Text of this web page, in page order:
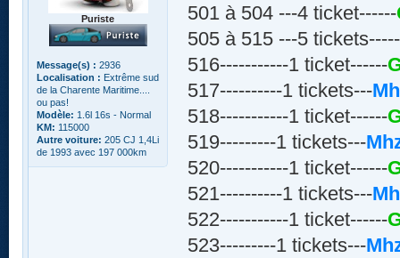
Puriste
Message(s) : 2936
Localisation : Extrême sud
de la Charente Maritime....
ou pas!
Modèle: 1.6l 16s - Normal
KM: 115000
Autre voiture: 205 CJ 1,4Li
de 1993 avec 197 000km
501 à 504 ---4 ticket------
505 à 515 ---5 tickets-----
516-----------1 ticket------
517----------1 tickets---
518-----------1 ticket------
519---------1 tickets---
520-----------1 ticket------
521----------1 tickets---
522-----------1 ticket------
523---------1 tickets---